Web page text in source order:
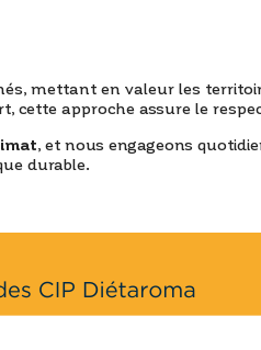
mettant en valeur les
cette approche assure le
, et nous engageons
durable.